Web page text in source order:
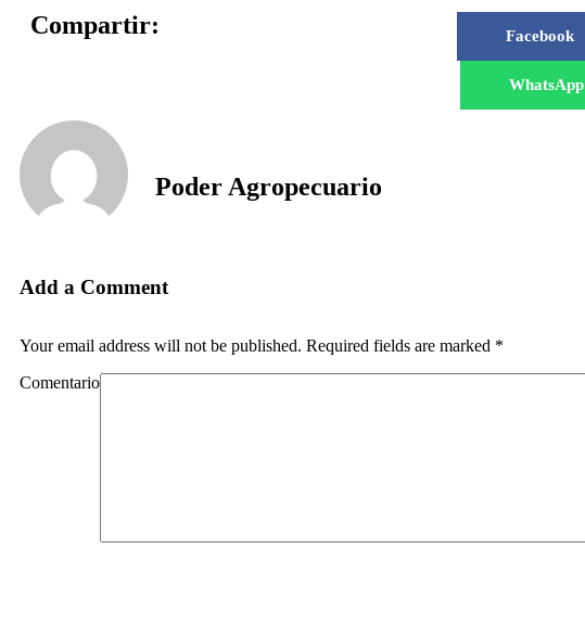
Compartir: Facebook
WhatsApp
Poder Agropecuario
Add a Comment
Your email address will not be published. Required fields are marked *
Comentario